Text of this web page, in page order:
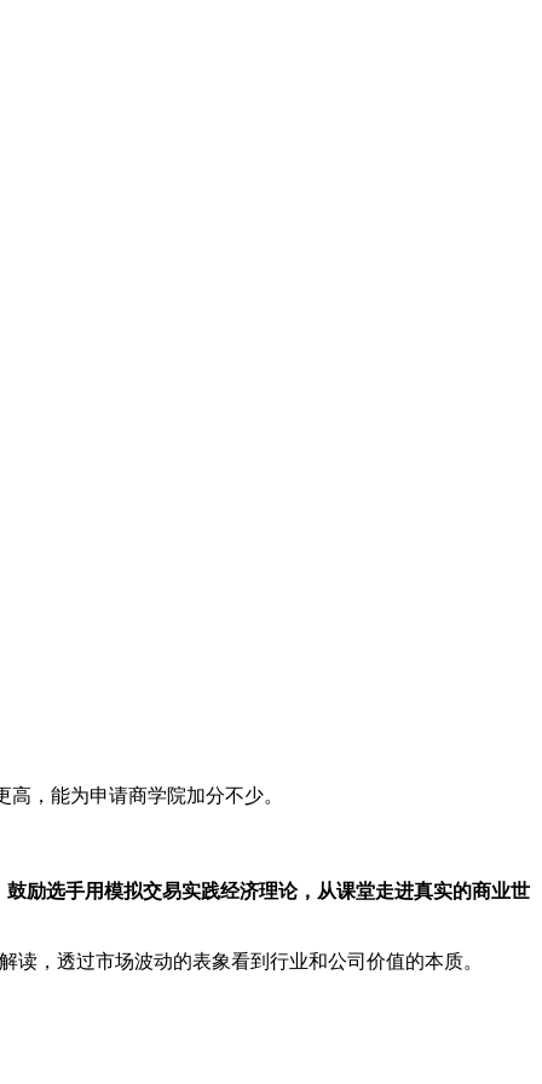
，能为申请商学院加分不少。
鼓励选手用模拟交易实践经济理论，从课堂走进真实的商业世
，透过市场波动的表象看到行业和公司价值的本质。